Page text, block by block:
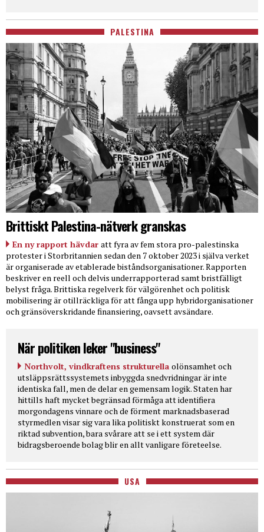
PALESTINA
Brittiskt Palestina-nätverk granskas
En ny rapport hävdar att fyra av fem stora pro-palestinska
protester i Storbritannien sedan den 7 oktober 2023 i själva verket
är organiserade av etablerade biståndsorganisationer. Rapporten
beskriver en reell och delvis underrapporterad samt bristfälligt
belyst fråga. Brittiska regelverk för välgörenhet och politisk
mobilisering är otillräckliga för att fånga upp hybridorganisationer
och gränsöverskridande finansiering, oavsett avsändare.
När politiken leker "business"
Northvolt, vindkraftens strukturella olönsamhet och
utsläppsrättssystemets inbyggda snedvridningar är inte
identiska fall, men de delar en gemensam logik. Staten har
hittills haft mycket begränsad förmåga att identifiera
morgondagens vinnare och de förment marknadsbaserad
styrmedlen visar sig vara lika politiskt konstruerat som en
riktad subvention, bara svårare att se i ett system där
bidragsberoende bolag blir en allt vanligare företeelse.
USA